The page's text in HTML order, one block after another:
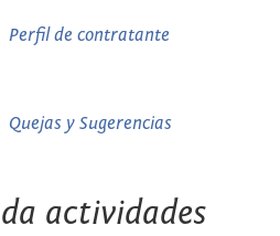
Perfil de contratante
Quejas y Sugerencias
actividades